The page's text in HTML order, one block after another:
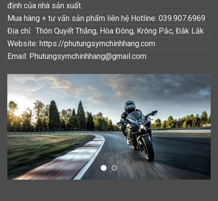
định của nhà sản xuất.
Mua hàng + tư vấn sản phẩm liên hệ Hotline: 039.907.6969
Địa chỉ: Thôn Quyết Thắng, Hòa Đông, Krông Pắc, Đắk Lắk
Website: https://phutungsymchinhhang.com
Email: Phutungsymchinhhang@gmail.com